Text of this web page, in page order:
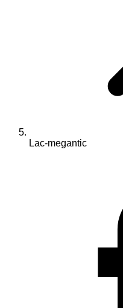
Lac-megantic